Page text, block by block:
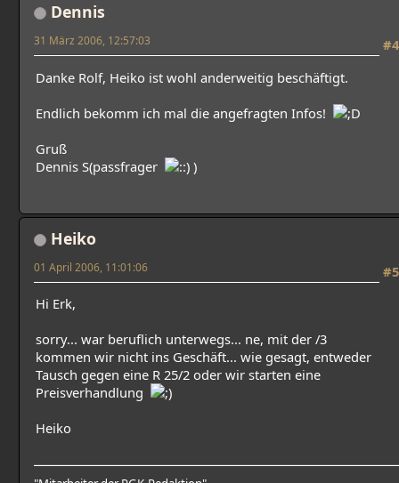
Dennis
#4
31 März 2006, 12:57:03
Danke Rolf, Heiko ist wohl anderweitig beschäftigt.
Endlich bekomm ich mal die angefragten Infos!
Gruß
Dennis S(passfrager
)
Heiko
#5
01 April 2006, 11:01:06
Hi Erk,
sorry... war beruflich unterwegs... ne, mit der /3
kommen wir nicht ins Geschäft... wie gesagt, entweder
Tausch gegen eine R 25/2 oder wir starten eine
Preisverhandlung
Heiko